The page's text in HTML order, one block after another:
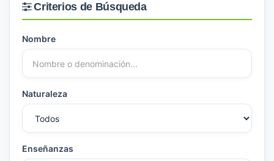
Criterios de Búsqueda
Nombre
Naturaleza
Enseñanzas